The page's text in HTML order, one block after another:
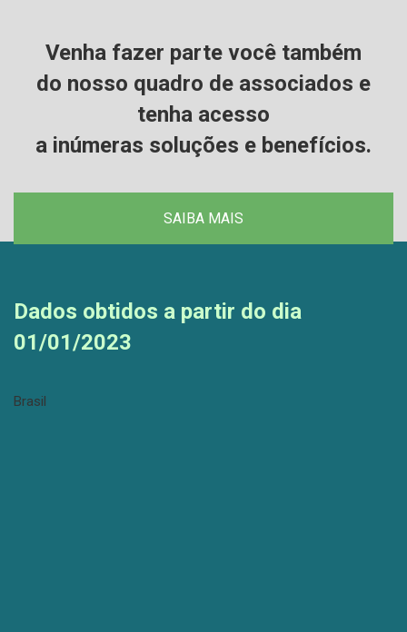
Venha fazer parte você também
do nosso quadro de associados e
tenha acesso
a inúmeras soluções e benefícios.
SAIBA MAIS
Dados obtidos a partir do dia
01/01/2023
Brasil